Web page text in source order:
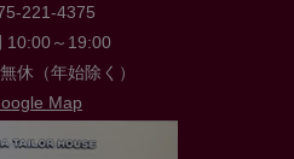
221-4375
10:00～19:00
休（年始除く）
Map